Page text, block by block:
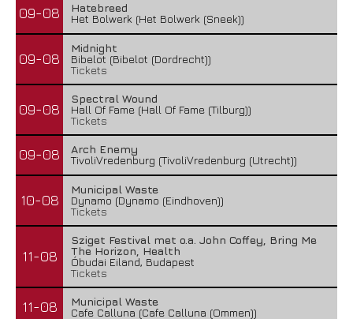
09-08
Hatebreed
Het Bolwerk (Het Bolwerk (Sneek))
09-08
Midnight
Bibelot (Bibelot (Dordrecht))
Tickets
09-08
Spectral Wound
Hall Of Fame (Hall Of Fame (Tilburg))
Tickets
09-08
Arch Enemy
TivoliVredenburg (TivoliVredenburg (Utrecht))
10-08
Municipal Waste
Dynamo (Dynamo (Eindhoven))
Tickets
11-08
Sziget Festival met o.a. John Coffey, Bring Me
The Horizon, Health
Óbudai Eiland, Budapest
Tickets
11-08
Municipal Waste
Cafe Calluna (Cafe Calluna (Ommen))